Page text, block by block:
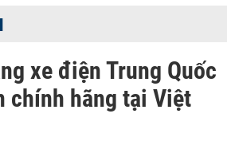
xe điện Trung Quốc
chính hãng tại Việt